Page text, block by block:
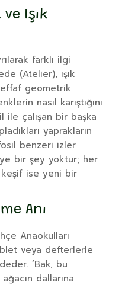
Işık
farklı ilgi
(Atelier), ışık
geometrik
nasıl karıştığını
ile çalışan bir başka
yaprakların
benzeri izler
bir şey yoktur; her
ise yeni bir
Anı
Anaokulları
veya defterlerle
‘Bak, bu
dallarına